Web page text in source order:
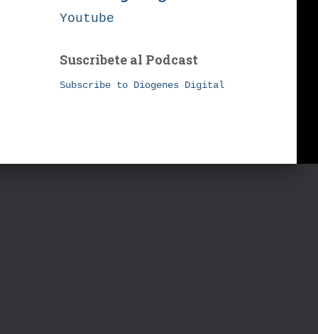
Youtube
Suscribete al Podcast
Subscribe to Diogenes Digital